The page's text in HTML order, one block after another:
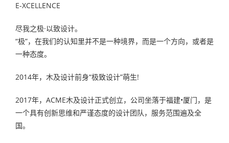
E-XCELLENCE
尽我之极·以致设计。
“极”，在我们的认知里并不是一种境界，而是一个方向，或者是
一种态度。
2014年，木及设计前身“极致设计”萌生!
2017年，ACME木及设计正式创立，公司坐落于福建•厦门，是
一个具有创新思维和严谨态度的设计团队，服务范围遍及全
国。